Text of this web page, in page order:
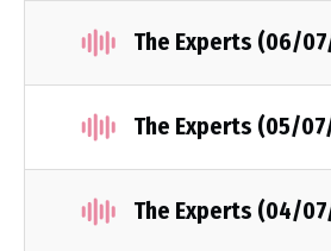
The Experts (06/
The Experts (05/
The Experts (04/